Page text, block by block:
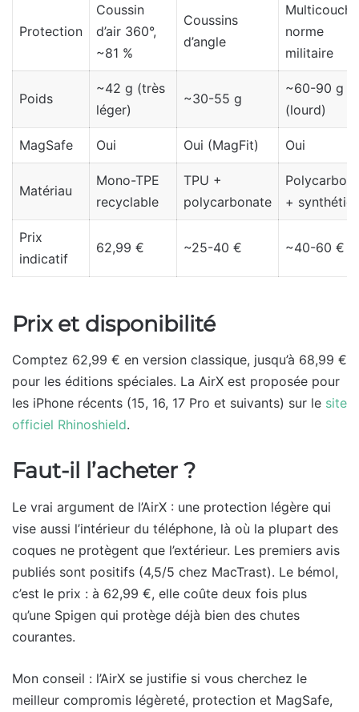
Protection
Coussin
d’air 360°,
~81 %
Coussins
d’angle
norme
militaire
Poids
~42 g (très
léger)
~30-55 g
~60-90 g
(lourd)
MagSafe Oui Oui (MagFit) Oui
Matériau
Mono-TPE
recyclable
TPU +
polycarbonate
+
Prix
indicatif
62,99 € ~25-40 € ~40-60 €
Prix et disponibilité
Comptez 62,99 € en version classique, jusqu’à 68,99 €
pour les éditions spéciales. La AirX est proposée pour
les iPhone récents (15, 16, 17 Pro et suivants) sur le site
officiel Rhinoshield.
Faut-il l’acheter ?
Le vrai argument de l’AirX : une protection légère qui
vise aussi l’intérieur du téléphone, là où la plupart des
coques ne protègent que l’extérieur. Les premiers avis
publiés sont positifs (4,5/5 chez MacTrast). Le bémol,
c’est le prix : à 62,99 €, elle coûte deux fois plus
qu’une Spigen qui protège déjà bien des chutes
courantes.
Mon conseil : l’AirX se justifie si vous cherchez le
meilleur compromis légèreté, protection et MagSafe,